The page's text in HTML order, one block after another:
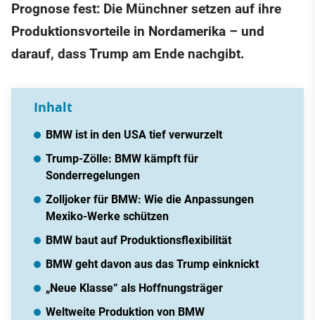
Prognose fest: Die Münchner setzen auf ihre
Produktionsvorteile in Nordamerika – und
darauf, dass Trump am Ende nachgibt.
Inhalt
BMW ist in den USA tief verwurzelt
Trump-Zölle: BMW kämpft für
Sonderregelungen
Zolljoker für BMW: Wie die Anpassungen
Mexiko-Werke schützen
BMW baut auf Produktionsflexibilität
BMW geht davon aus das Trump einknickt
„Neue Klasse“ als Hoffnungsträger
Weltweite Produktion von BMW